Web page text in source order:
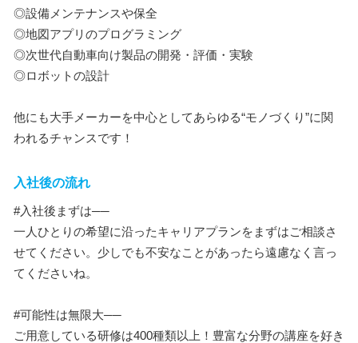
◎設備メンテナンスや保全
◎地図アプリのプログラミング
◎次世代自動車向け製品の開発・評価・実験
◎ロボットの設計
他にも大手メーカーを中心としてあらゆる“モノづくり”に関
われるチャンスです！
入社後の流れ
#入社後まずは──
一人ひとりの希望に沿ったキャリアプランをまずはご相談さ
せてください。少しでも不安なことがあったら遠慮なく言っ
てくださいね。
#可能性は無限大──
ご用意している研修は400種類以上！豊富な分野の講座を好き